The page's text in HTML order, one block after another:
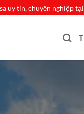
uy tín, chuyên nghiệp